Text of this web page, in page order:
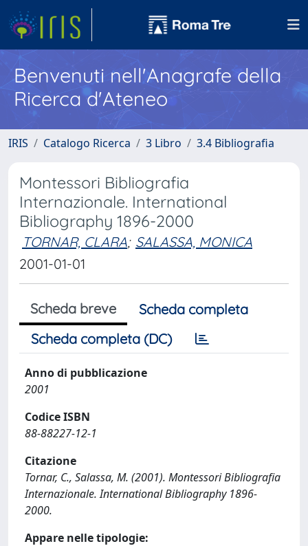
Benvenuti nell'Anagrafe della
Ricerca d'Ateneo
IRIS Catalogo Ricerca 3 Libro 3.4 Bibliografia
Montessori Bibliografia
Internazionale. International
Bibliography 1896-2000
TORNAR, CLARA; SALASSA, MONICA
2001-01-01
Scheda breve
Scheda completa
Scheda completa (DC)
Anno di pubblicazione
2001
Codice ISBN
88-88227-12-1
Citazione
Tornar, C., Salassa, M. (2001). Montessori Bibliografia
Internazionale. International Bibliography 1896-
2000.
Appare nelle tipologie: